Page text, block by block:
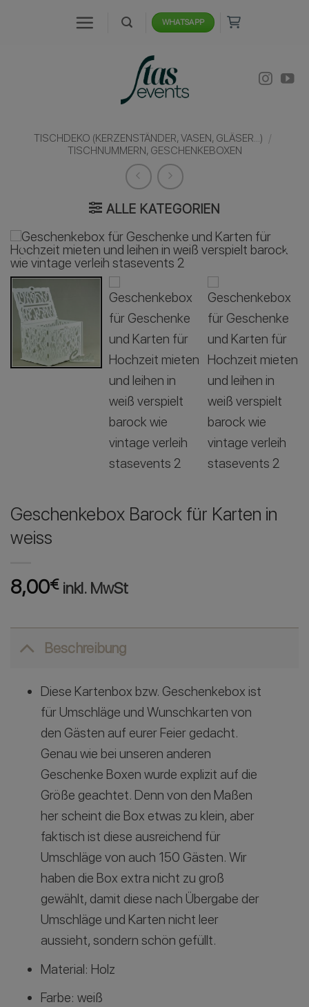
WHATSAPP
TISCHDEKO (KERZENSTÄNDER, VASEN, GLÄSER...) /
TISCHNUMMERN, GESCHENKEBOXEN
ALLE KATEGORIEN
Geschenkebox Barock für Karten in
weiss
8,00€ inkl. MwSt
Beschreibung
Diese Kartenbox bzw. Geschenkebox ist
für Umschläge und Wunschkarten von
den Gästen auf eurer Feier gedacht.
Genau wie bei unseren anderen
Geschenke Boxen wurde explizit auf die
Größe geachtet. Denn von den Maßen
her scheint die Box etwas zu klein, aber
faktisch ist diese ausreichend für
Umschläge von auch 150 Gästen. Wir
haben die Box extra nicht zu groß
gewählt, damit diese nach Übergabe der
Umschläge und Karten nicht leer
aussieht, sondern schön gefüllt.
Material: Holz
Farbe: weiß